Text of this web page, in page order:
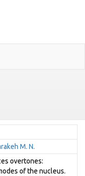
M. N.
overtones:
of the nucleus.